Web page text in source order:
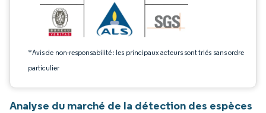
*Avis de non-responsabilité : les principaux acteurs sont triés sans ordre
particulier
Analyse du marché de la détection des espèces